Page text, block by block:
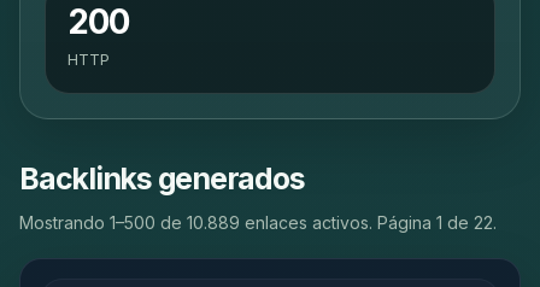
200
HTTP
Backlinks generados
Mostrando 1–500 de 10.889 enlaces activos. Página 1 de 22.